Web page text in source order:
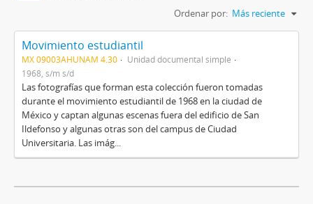
Ordenar por: Más reciente
Movimiento estudiantil
MX 09003AHUNAM 4.30
Unidad documental simple
1968, s/m s/d
Las fotografías que forman esta colección fueron tomadas
durante el movimiento estudiantil de 1968 en la ciudad de
México y captan algunas escenas fuera del edificio de San
Ildefonso y algunas otras son del campus de Ciudad
Universitaria. Las imág...